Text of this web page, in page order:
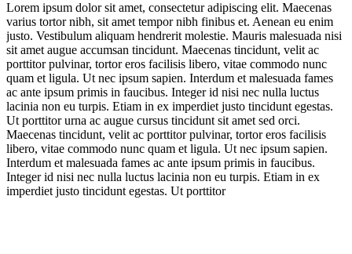
Lorem ipsum dolor sit amet, consectetur adipiscing elit. Maecenas
varius tortor nibh, sit amet tempor nibh finibus et. Aenean eu enim
justo. Vestibulum aliquam hendrerit molestie. Mauris malesuada nisi
sit amet augue accumsan tincidunt. Maecenas tincidunt, velit ac
porttitor pulvinar, tortor eros facilisis libero, vitae commodo nunc
quam et ligula. Ut nec ipsum sapien. Interdum et malesuada fames
ac ante ipsum primis in faucibus. Integer id nisi nec nulla luctus
lacinia non eu turpis. Etiam in ex imperdiet justo tincidunt egestas.
Ut porttitor urna ac augue cursus tincidunt sit amet sed orci.
Maecenas tincidunt, velit ac porttitor pulvinar, tortor eros facilisis
libero, vitae commodo nunc quam et ligula. Ut nec ipsum sapien.
Interdum et malesuada fames ac ante ipsum primis in faucibus.
Integer id nisi nec nulla luctus lacinia non eu turpis. Etiam in ex
imperdiet justo tincidunt egestas. Ut porttitor